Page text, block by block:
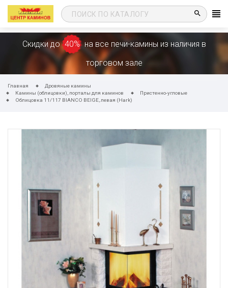
search
Скидки до 40% на все печи-камины из наличия в
торговом зале
Главная
Дровяные камины
Камины (облицовки), порталы для каминов
Пристенно-угловые
Облицовка 11/117 BIANCO BEIGE, левая (Hark)